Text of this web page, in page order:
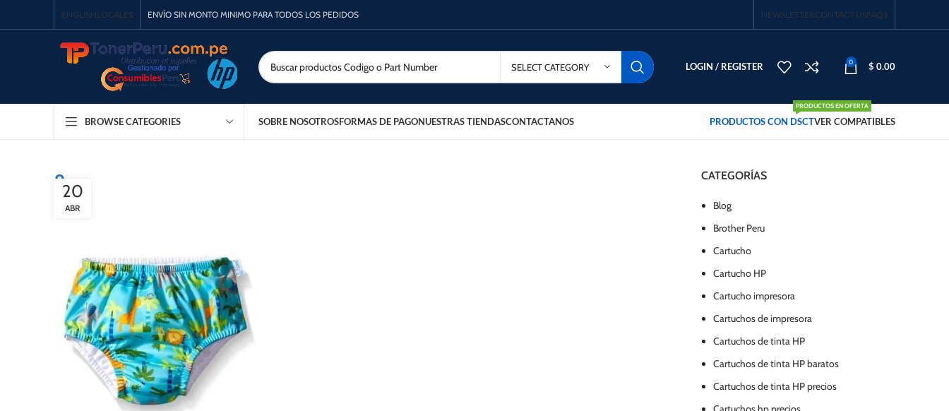
ENGLISHLOCALES ENVÍO SIN MONTO MINIMO PARA TODOS LOS PEDIDOS NEWSLETTERCONTACT USFAQS
SELECT CATEGORY LOGIN / REGISTER 0 $ 0.00
BROWSE CATEGORIES SOBRE NOSOTROSFORMAS DE PAGONUESTRAS TIENDASCONTACTANOS PRODUCTOS CON DSCT
PRODUCTOS EN OFERTA
VER COMPATIBLES
820
ABR
CATEGORÍAS
Blog
Brother Peru
Cartucho
Cartucho HP
Cartucho impresora
Cartuchos de impresora
Cartuchos de tinta HP
Cartuchos de tinta HP baratos
Cartuchos de tinta HP precios